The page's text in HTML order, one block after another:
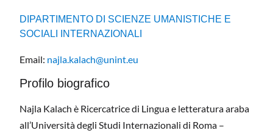
DIPARTIMENTO DI SCIENZE UMANISTICHE E
SOCIALI INTERNAZIONALI
Email: najla.kalach@unint.eu
Profilo biografico
Najla Kalach è Ricercatrice di Lingua e letteratura araba
all’Università degli Studi Internazionali di Roma –